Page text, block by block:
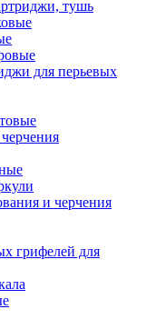
тушь
для перьевых
и черчения
грифелей для